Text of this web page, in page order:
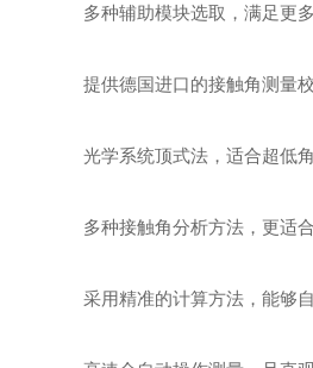
多种辅助模块选取，满足更多
提供德国进口的接触角测量校
光学系统顶式法，适合超低角
多种接触角分析方法，更适合
采用精准的计算方法，能够自